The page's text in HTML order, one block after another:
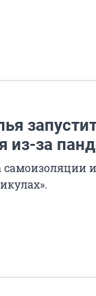
из-за
самоизоляции